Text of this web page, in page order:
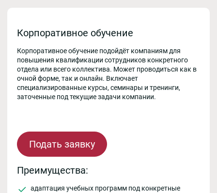
Корпоративное обучение
Корпоративное обучение подойдёт компаниям для
повышения квалификации сотрудников конкретного
отдела или всего коллектива. Может проводиться как в
очной форме, так и онлайн. Включает
специализированные курсы, семинары и тренинги,
заточенные под текущие задачи компании.
Подать заявку
Преимущества:
адаптация учебных программ под конкретные